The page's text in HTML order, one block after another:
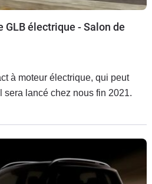
GLB électrique - Salon de
à moteur électrique, qui peut
sera lancé chez nous fin 2021.